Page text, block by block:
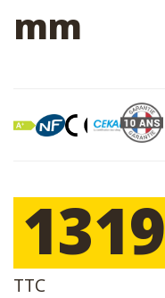
mm
1319
TTC